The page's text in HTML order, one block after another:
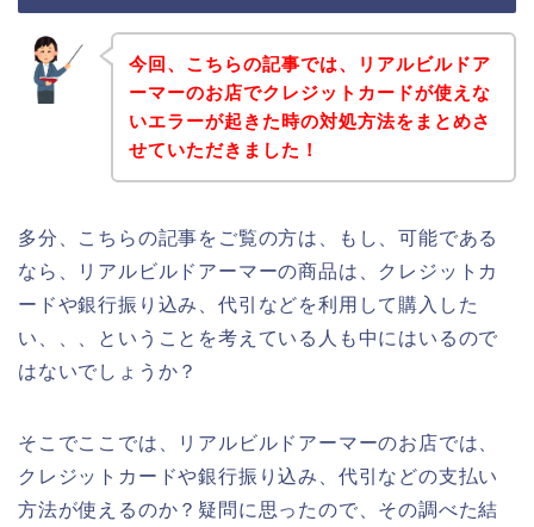
今回、こちらの記事では、リアルビルドア
ーマーのお店でクレジットカードが使えな
いエラーが起きた時の対処方法をまとめさ
せていただきました！
多分、こちらの記事をご覧の方は、もし、可能である
なら、リアルビルドアーマーの商品は、クレジットカ
ードや銀行振り込み、代引などを利用して購入した
い、、、ということを考えている人も中にはいるので
はないでしょうか？
そこでここでは、リアルビルドアーマーのお店では、
クレジットカードや銀行振り込み、代引などの支払い
方法が使えるのか？疑問に思ったので、その調べた結